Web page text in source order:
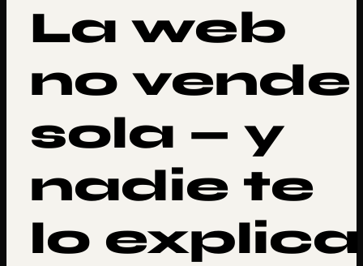
La web
no vende
sola — y
nadie te
lo explica